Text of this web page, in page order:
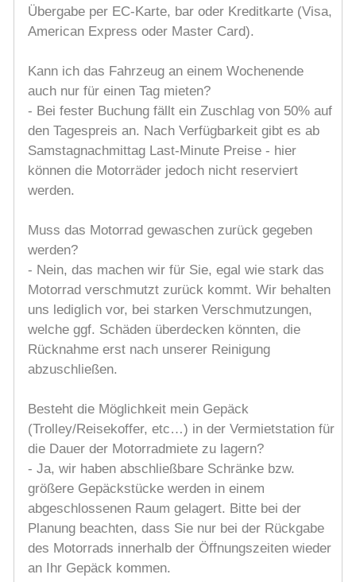
Übergabe per EC-Karte, bar oder Kreditkarte (Visa,
American Express oder Master Card).
Kann ich das Fahrzeug an einem Wochenende
auch nur für einen Tag mieten?
- Bei fester Buchung fällt ein Zuschlag von 50% auf
den Tagespreis an. Nach Verfügbarkeit gibt es ab
Samstagnachmittag Last-Minute Preise - hier
können die Motorräder jedoch nicht reserviert
werden.
Muss das Motorrad gewaschen zurück gegeben
werden?
- Nein, das machen wir für Sie, egal wie stark das
Motorrad verschmutzt zurück kommt. Wir behalten
uns lediglich vor, bei starken Verschmutzungen,
welche ggf. Schäden überdecken könnten, die
Rücknahme erst nach unserer Reinigung
abzuschließen.
Besteht die Möglichkeit mein Gepäck
(Trolley/Reisekoffer, etc…) in der Vermietstation für
die Dauer der Motorradmiete zu lagern?
- Ja, wir haben abschließbare Schränke bzw.
größere Gepäckstücke werden in einem
abgeschlossenen Raum gelagert. Bitte bei der
Planung beachten, dass Sie nur bei der Rückgabe
des Motorrads innerhalb der Öffnungszeiten wieder
an Ihr Gepäck kommen.